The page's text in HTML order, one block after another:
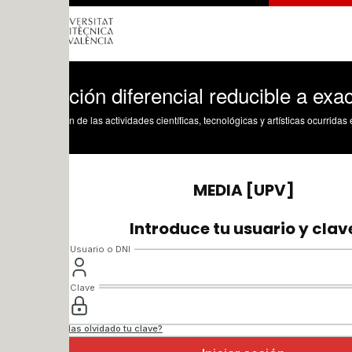
diferencial reducible a exacta por
de las actividades científicas, tecnológicas y artísticas ocurridas en los tres